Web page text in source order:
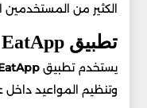
الكثير من
تطبيق EatApp
يستخدم تطبيق
وتنظيم المواعيد داخل